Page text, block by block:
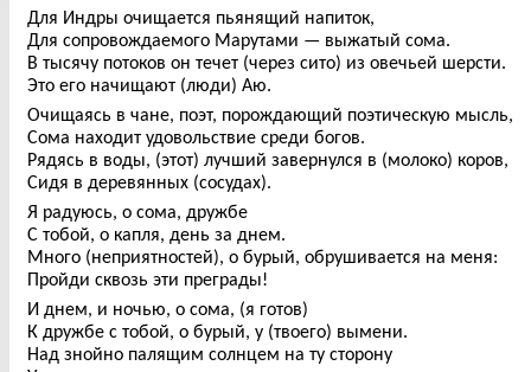
Для Индры очищается пьянящий напиток,
Для сопровождаемого Марутами — выжатый сома.
В тысячу потоков он течет (через сито) из овечьей шерсти.
Это его начищают (люди) Аю.
Очищаясь в чане, поэт, порождающий поэтическую мысль,
Сома находит удовольствие среди богов.
Рядясь в воды, (этот) лучший завернулся в (молоко) коров,
Сидя в деревянных (сосудах).
Я радуюсь, о сома, дружбе
С тобой, о капля, день за днем.
Много (неприятностей), о бурый, обрушивается на меня:
Пройди сквозь эти преграды!
И днем, и ночью, о сома, (я готов)
К дружбе с тобой, о бурый, у (твоего) вымени.
Над знойно палящим солнцем на ту сторону